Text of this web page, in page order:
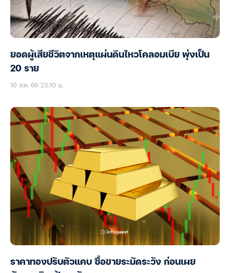
ยอดผู้เสียชีวิตจากเหตุแผ่นดินไหวโคลอมเบีย พุ่งเป็น
20 ราย
10 ส.ค. 69 23:10 น.
ราคาทองปรับตัวแคบ ซื้อขายระมัดระวัง ก่อนเผย